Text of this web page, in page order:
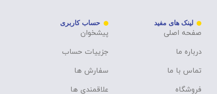
لینک های مفید
صفحه اصلی
درباره ما
تماس با ما
فروشگاه
حساب کاربری
پیشخوان
جزییات حساب
سفارش ها
علاقمندی ها